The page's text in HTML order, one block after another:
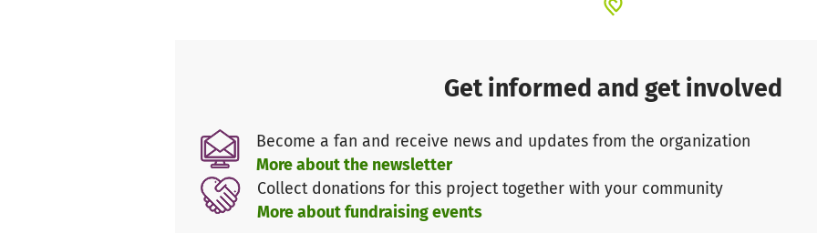
Im Laufe der Zeit entschied ich mich, noch ein Patenkind zu übernehmen und ein 6
Nun habe ich mir Gedanken um die Kinder gemacht, die noch keinen Paten haben.
kein Patenpaket bekommen können.
Deshalb starte ich nun das Projekt: JINGLE BAGS für Solapur.
Ich sammle Stofftaschen, die liebevoll gefüllt sind, packe große Pakete damit voll und
Ulrike Hilgers direkt zu Pramila nach Solapur. Diese wird sie in der Weihnachtszeit,
Mitarbeitern an die Kinder dort verteilen.
Ich bin unendlich stolz auf die Hilfsbereitschaft, die mir schon in den ersten Stunden
Get informed and get involved
Become a fan and receive news and updates from the organization
More about the newsletter
Collect donations for this project together with your community
More about fundraising events